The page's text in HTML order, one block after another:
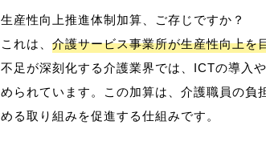
生産性向上推進体制加算、ご存じですか？
これは、 介護サービス事業所が生産性向上を
不足が深刻化する介護業界では、ICTの導入
められています。この加算は、介護職員の負
める取り組みを促進する仕組みです。